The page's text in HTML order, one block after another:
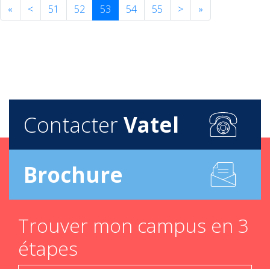
« < 51 52 53 54 55 > »
Contacter Vatel
Brochure
Trouver mon campus en 3
étapes